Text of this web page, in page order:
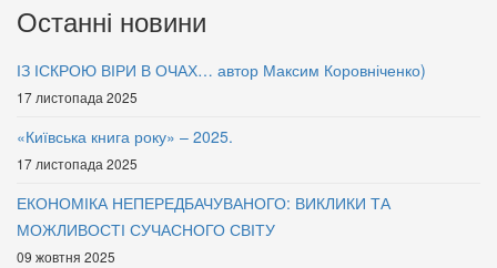
Основи неокамералістики
Україні)
60 грн.
посібник
Останні новини
ІЗ ІСКРОЮ ВІРИ В ОЧАХ… автор Максим Коровніченко)
17 листопада 2025
«Київська книга року» – 2025.
17 листопада 2025
ЕКОНОМІКА НЕПЕРЕДБАЧУВАНОГО: ВИКЛИКИ ТА
МОЖЛИВОСТІ СУЧАСНОГО СВІТУ
09 жовтня 2025